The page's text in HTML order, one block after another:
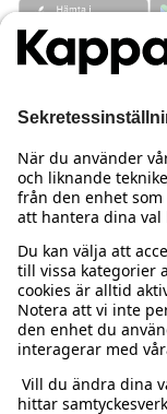
Behöver du hjälp?
Kundservice
Vanliga frågor
Beställning &
Kontakta oss
Hitta butik
Kappahl Club
Logga in
Kappahl Club
Medlemsvillkor
Om oss
Om Kappahl
Villkor & policy
Köpvillkor
Mer från oss